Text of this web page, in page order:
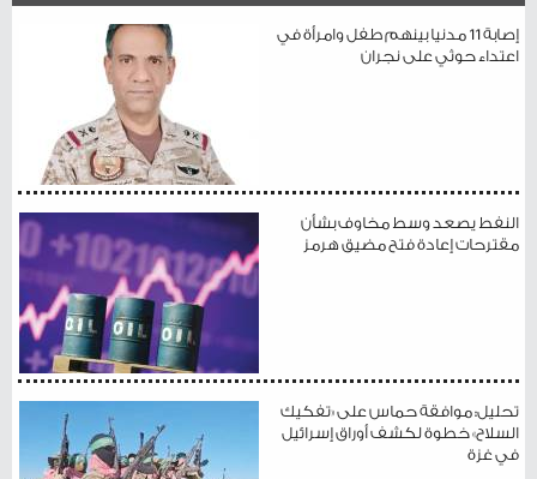
إصابة 11 مدنيا بينهم طفل وامرأة في
اعتداء حوثي على نجران
النفط يصعد وسط مخاوف بشأن
مقترحات إعادة فتح مضيق هرمز
تحليل: موافقة حماس على «تفكيك
السلاح» خطوة لكشف أوراق إسرائيل
في غزة